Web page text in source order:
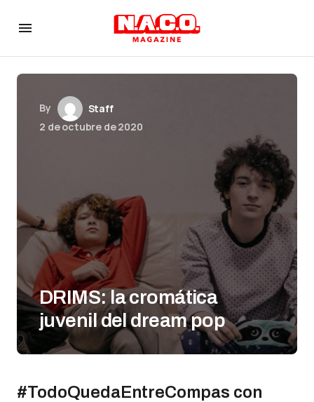
By
Staff
2 de octubre de 2020
DRIMS: la cromática
juvenil del dream pop
#TodoQuedaEntreCompas con